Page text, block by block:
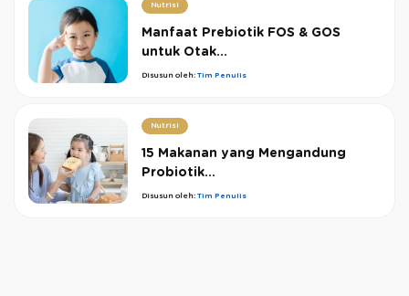
Nutrisi
Manfaat Prebiotik FOS & GOS
untuk Otak...
Disusun oleh: Tim Penulis
Nutrisi
15 Makanan yang Mengandung
Probiotik...
Disusun oleh: Tim Penulis